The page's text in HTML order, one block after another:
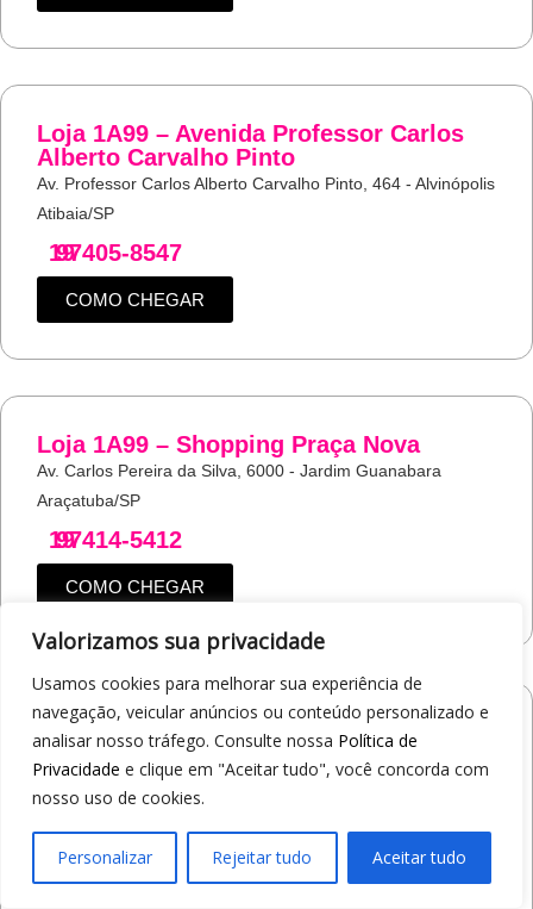
Valorizamos sua privacidade
Usamos cookies para melhorar sua experiência de
navegação, veicular anúncios ou conteúdo personalizado e
analisar nosso tráfego. Consulte nossa Política de
Privacidade e clique em "Aceitar tudo", você concorda com
nosso uso de cookies.
Personalizar Rejeitar tudo Aceitar tudo
Loja 1A99 – Avenida Professor Carlos
Alberto Carvalho Pinto
Av. Professor Carlos Alberto Carvalho Pinto, 464 - Alvinópolis
Atibaia/SP
19
97405-8547
COMO CHEGAR
Loja 1A99 – Shopping Praça Nova
Av. Carlos Pereira da Silva, 6000 - Jardim Guanabara
Araçatuba/SP
19
97414-5412
COMO CHEGAR
Loja 1A99 – Shopping Jaraguá
Av. Alberto Benassi, 2270 - Jardim dos Manacás
Araraquara/SP
19
97412-5359